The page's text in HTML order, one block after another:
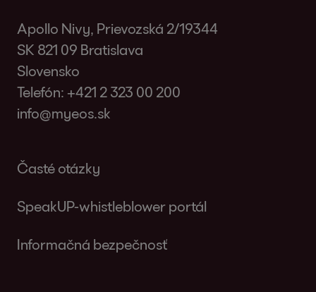
Apollo Nivy, Prievozská 2/19344
SK 821 09 Bratislava
Slovensko
Telefón: +421 2 323 00 200
info@myeos.sk
Časté otázky
SpeakUP-whistleblower portál
Informačná bezpečnosť